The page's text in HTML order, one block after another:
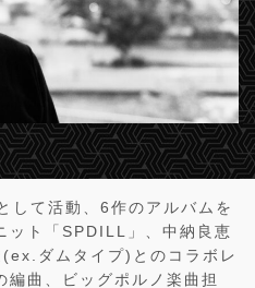
て活動、6作のアルバムを
ット「SPDILL」、中納良恵
ダムタイプ)とのコラボレ
編曲、ビッグポルノ楽曲担